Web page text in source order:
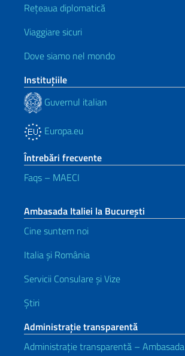
Rețeaua diplomatică
Viaggiare sicuri
Dove siamo nel mondo
Instituţiile
Guvernul italian
Europa.eu
Întrebări frecvente
Faqs – MAECI
Ambasada Italiei la București
Cine suntem noi
Italia și România
Servicii Consulare și Vize
Știri
Administrație transparentă
Administrație transparentă – Ambasada